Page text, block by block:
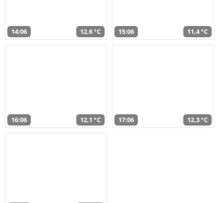
14:06 12,6 °C 15:06 11,4 °C
16:06 12,1 °C 17:06 12,3 °C